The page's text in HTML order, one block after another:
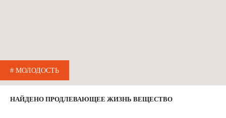
# МОЛОДОСТЬ
НАЙДЕНО ПРОДЛЕВАЮЩЕЕ ЖИЗНЬ ВЕЩЕСТВО